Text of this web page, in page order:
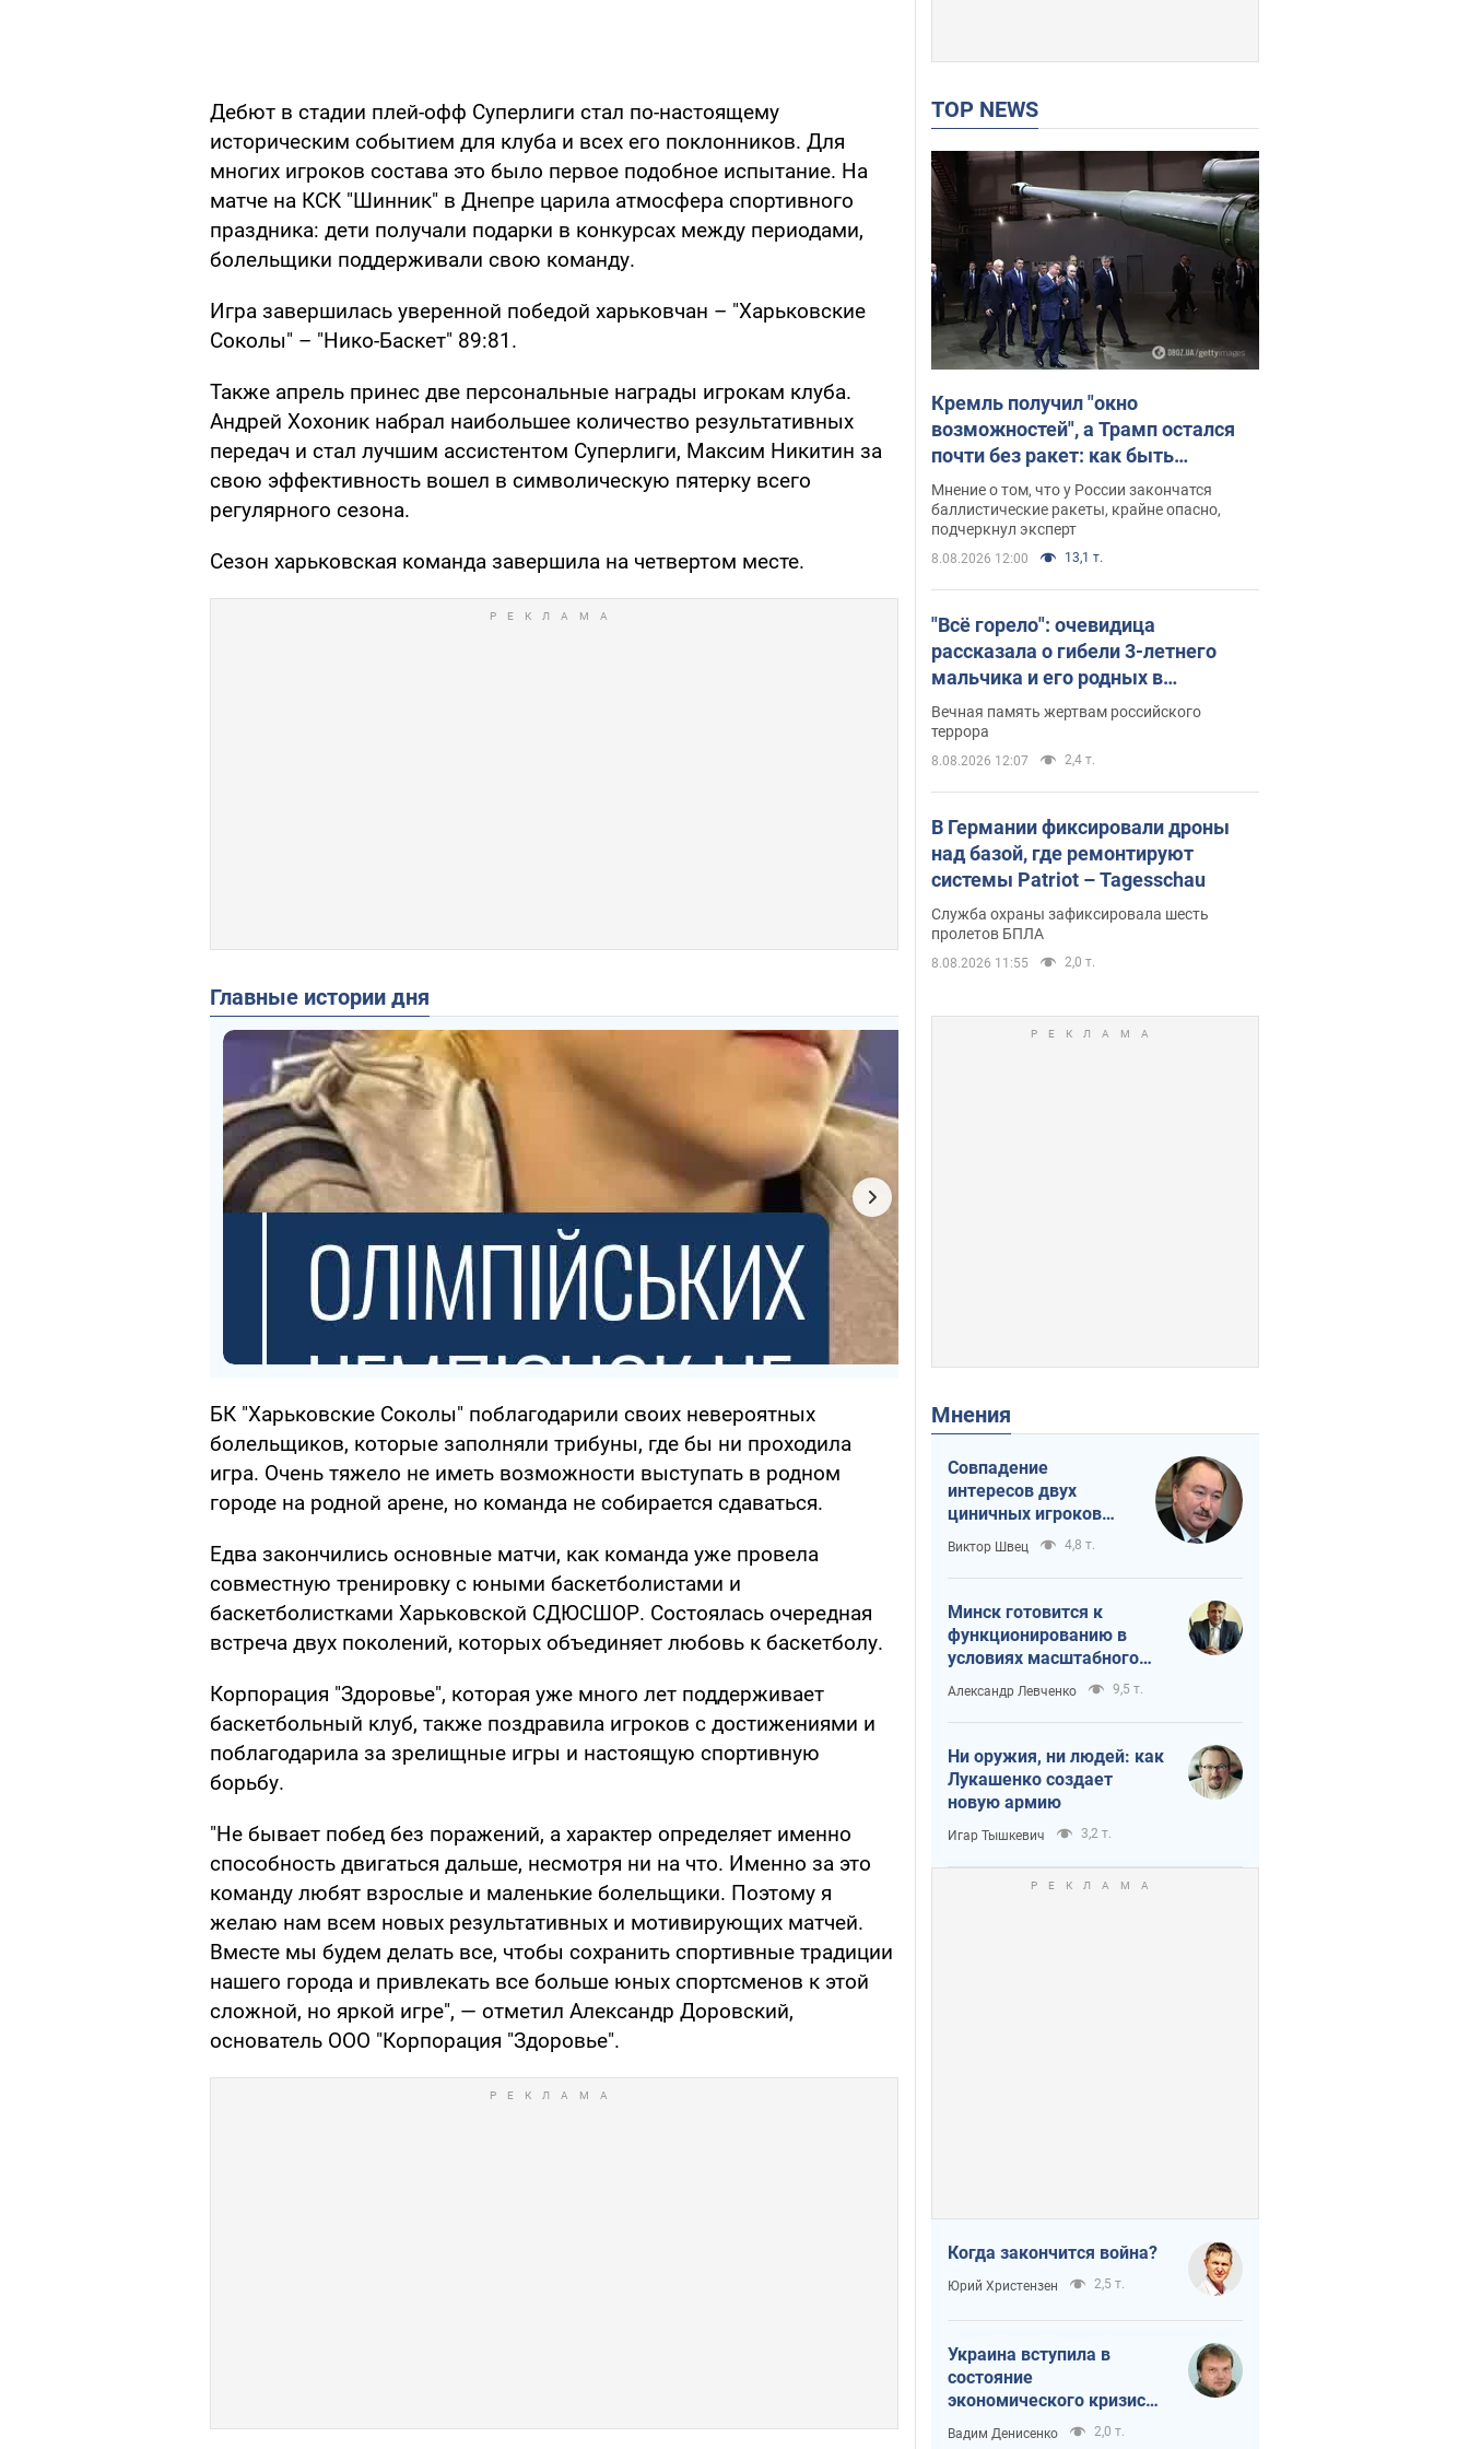
Дебют в стадии плей-офф Суперлиги стал по-настоящему
историческим событием для клуба и всех его поклонников. Для
многих игроков состава это было первое подобное испытание. На
матче на КСК "Шинник" в Днепре царила атмосфера спортивного
праздника: дети получали подарки в конкурсах между периодами,
болельщики поддерживали свою команду.
Игра завершилась уверенной победой харьковчан – "Харьковские
Соколы" – "Нико-Баскет" 89:81.
Также апрель принес две персональные награды игрокам клуба.
Андрей Хохоник набрал наибольшее количество результативных
передач и стал лучшим ассистентом Суперлиги, Максим Никитин за
свою эффективность вошел в символическую пятерку всего
регулярного сезона.
Сезон харьковская команда завершила на четвертом месте.
Главные истории дня
БК "Харьковские Соколы" поблагодарили своих невероятных
болельщиков, которые заполняли трибуны, где бы ни проходила
игра. Очень тяжело не иметь возможности выступать в родном
городе на родной арене, но команда не собирается сдаваться.
Едва закончились основные матчи, как команда уже провела
совместную тренировку с юными баскетболистами и
баскетболистками Харьковской СДЮСШОР. Состоялась очередная
встреча двух поколений, которых объединяет любовь к баскетболу.
Корпорация "Здоровье", которая уже много лет поддерживает
баскетбольный клуб, также поздравила игроков с достижениями и
поблагодарила за зрелищные игры и настоящую спортивную
борьбу.
"Не бывает побед без поражений, а характер определяет именно
способность двигаться дальше, несмотря ни на что. Именно за это
команду любят взрослые и маленькие болельщики. Поэтому я
желаю нам всем новых результативных и мотивирующих матчей.
Вместе мы будем делать все, чтобы сохранить спортивные традиции
нашего города и привлекать все больше юных спортсменов к этой
сложной, но яркой игре", — отметил Александр Доровский,
основатель ООО "Корпорация "Здоровье".
TOP NEWS
Кремль получил "окно
возможностей", а Трамп остался
почти без ракет: как быть
Украине? Интервью с Мельником
Мнение о том, что у России закончатся
баллистические ракеты, крайне опасно,
подчеркнул эксперт
8.08.2026 12:00 13,1 т.
"Всё горело": очевидица
рассказала о гибели 3-летнего
мальчика и его родных в
результате атаки РФ на Киевскую
область. Видео и фото
Вечная память жертвам российского
террора
8.08.2026 12:07 2,4 т.
В Германии фиксировали дроны
над базой, где ремонтируют
системы Patriot – Tagesschau
Служба охраны зафиксировала шесть
пролетов БПЛА
8.08.2026 11:55 2,0 т.
Мнения
Совпадение
интересов двух
циничных игроков
или тайный план
Трампа и Путина?
Виктор Швец 4,8 т.
Минск готовится к
функционированию в
условиях масштабного
военного кризиса
Александр Левченко 9,5 т.
Ни оружия, ни людей: как
Лукашенко создает
новую армию
Игар Тышкевич 3,2 т.
Когда закончится война?
Юрий Христензен 2,5 т.
Украина вступила в
состояние
экономического кризиса.
Есть ли свет в конце
Вадим Денисенко 2,0 т.